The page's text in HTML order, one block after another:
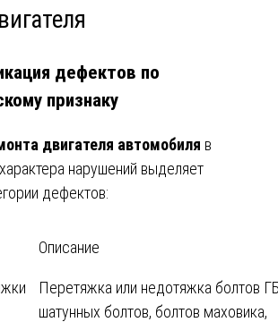
дефектов по
признаку
двигателя автомобиля в
нарушений выделяет
дефектов:
Описание
Перетяжка или недотяжка болтов
шатунных болтов, болтов маховика,